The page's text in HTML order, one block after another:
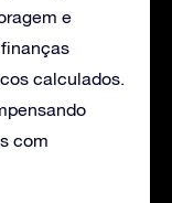
e
calculados.
com